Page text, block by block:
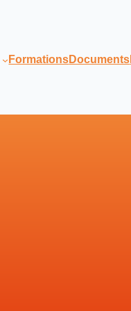
FormationsDocuments